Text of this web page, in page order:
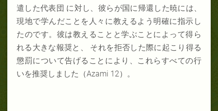
遣した代表団 に対し、彼らが国に帰還した暁には、
現地で学んだことを人々に教えるよう明確に指示し
たのです。彼は教えることと学ぶことによって得ら
れる大きな報奨と、 それを拒否した際に起こり得る
懲罰について告げることにより、これらすべての行
いを推奨しました（Azami 12）。